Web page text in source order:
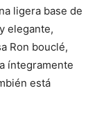
ligera base de
elegante,
Ron bouclé,
íntegramente
está